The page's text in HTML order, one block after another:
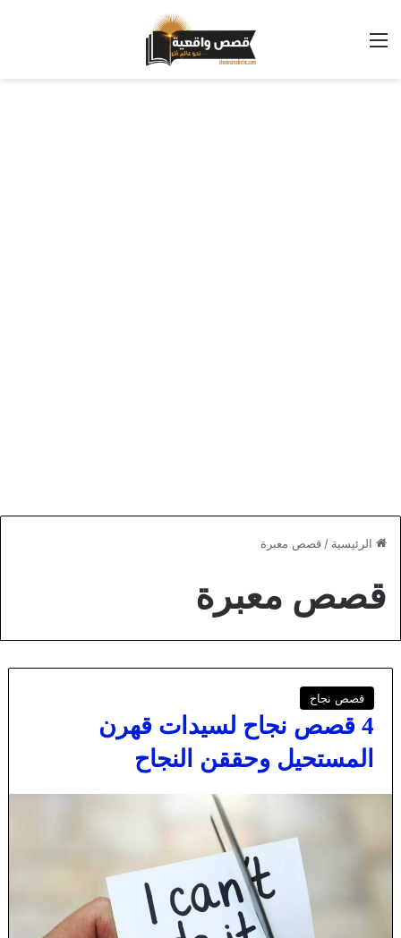
القائمة
الرئيسية / قصص معبرة
قصص معبرة
قصص نجاح
4 قصص نجاح لسيدات قهرن
المستحيل وحققن النجاح